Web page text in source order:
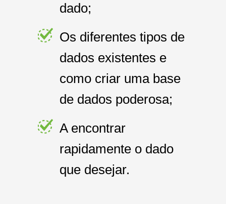
dado;
Os diferentes tipos de
dados existentes e
como criar uma base
de dados poderosa;
A encontrar
rapidamente o dado
que desejar.